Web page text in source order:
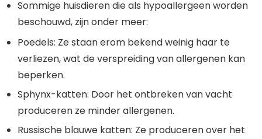
Sommige huisdieren die als hypoallergeen worden
beschouwd, zijn onder meer:
Poedels: Ze staan erom bekend weinig haar te
verliezen, wat de verspreiding van allergenen kan
beperken.
Sphynx-katten: Door het ontbreken van vacht
produceren ze minder allergenen.
Russische blauwe katten: Ze produceren over het